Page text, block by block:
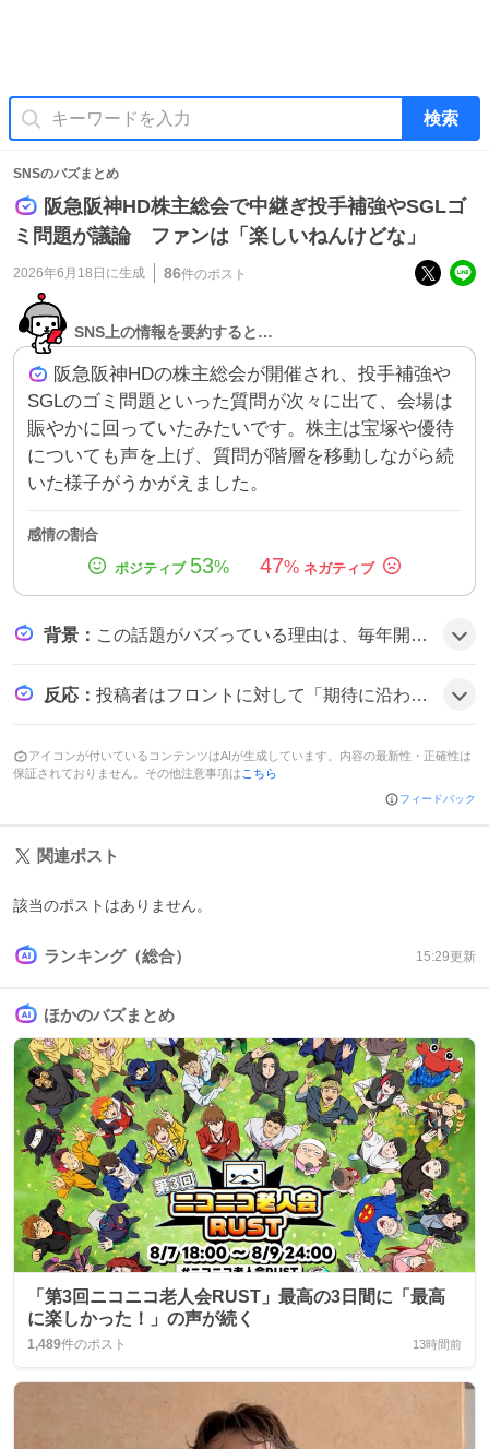
検索
SNSのバズまとめ
阪急阪神HD株主総会で中継ぎ投手補強やSGLゴ
ミ問題が議論 ファンは「楽しいねんけどな」
2026年6月18日 に生成 86件のポスト
SNS上の情報を要約すると…
阪急阪神HDの株主総会が開催され、投手補強や
SGLのゴミ問題といった質問が次々に出て、会場は
賑やかに回っていたみたいです。株主は宝塚や優待
についても声を上げ、質問が階層を移動しながら続
いた様子がうかがえました。
感情の割合
53% 47%
背景 ： この話題がバズっている理由は、毎年開催される阪急阪神HDの株主総会がファンにとっての交流の場となり、野球や宝塚、優待など多彩なテーマが取り上げられることと、SNSで質問内容が面白おかしくシェアされやすいからだと思われる。
反応 ： 投稿者はフロントに対して「期待に沿わない点がある」と批判的な意見を示す一方で、「質問がなかなか回ってきません」や「楽しいねんけどな」といった声もあり、会場の雰囲気や質問の進行に対する様々な感想が見られ、全体的に賛否が混ざった雰囲気だ。
アイコンが付いているコンテンツはAIが生成しています。内容の最新性・正確性は
保証されておりません。その他注意事項は こちら
フィードバック
関連ポスト
該当のポストはありません。
ランキング（総合） 15:29更新
ほかのバズまとめ
「第3回ニコニコ老人会RUST」最高の3日間に「最高
に楽しかった！」の声が続く
1,489件のポスト 13時間前